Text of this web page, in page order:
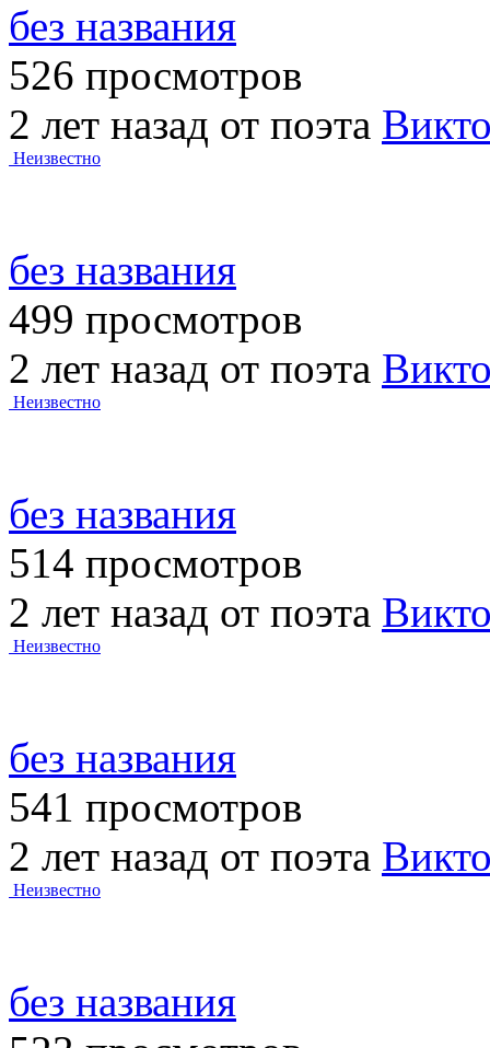
без названия
526 просмотров
2 лет назад от поэта
Неизвестно
без названия
499 просмотров
2 лет назад от поэта
Неизвестно
без названия
514 просмотров
2 лет назад от поэта
Неизвестно
без названия
541 просмотров
2 лет назад от поэта
Неизвестно
без названия